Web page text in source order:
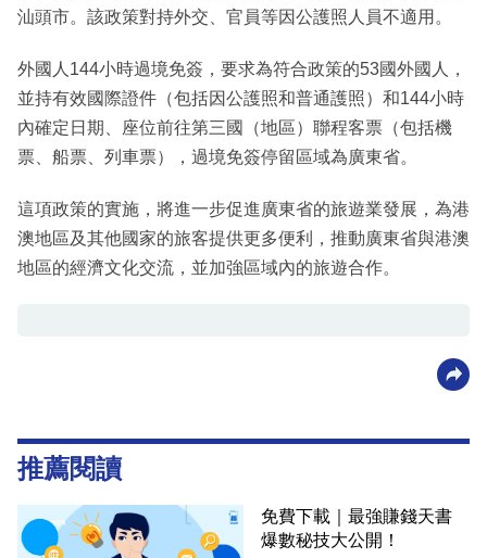
汕頭市。該政策對持外交、官員等因公護照人員不適用。
外國人144小時過境免簽，要求為符合政策的53國外國人，
並持有效國際證件（包括因公護照和普通護照）和144小時
內確定日期、座位前往第三國（地區）聯程客票（包括機
票、船票、列車票），過境免簽停留區域為廣東省。
這項政策的實施，將進一步促進廣東省的旅遊業發展，為港
澳地區及其他國家的旅客提供更多便利，推動廣東省與港澳
地區的經濟文化交流，並加強區域內的旅遊合作。
推薦閱讀
免費下載｜最強賺錢天書
爆數秘技大公開！